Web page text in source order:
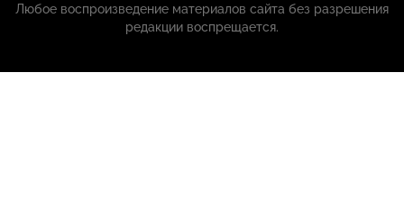
Любое воспроизведение материалов сайта без разрешения
редакции воспрещается.